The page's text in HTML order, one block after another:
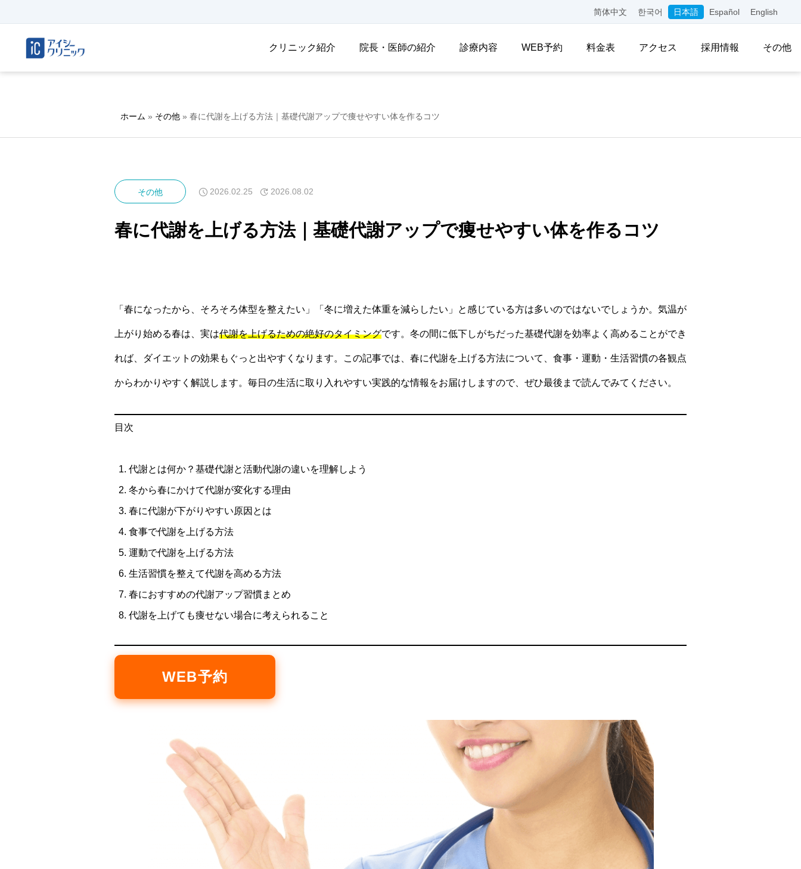
简体中文 한국어 日本語 Español English
クリニック紹介 院長・医師の紹介 診療内容 WEB予約 料金表 アクセス 採用情報 その他
ホーム » その他 » 春に代謝を上げる方法｜基礎代謝アップで痩せやすい体を作るコツ
その他 2026.02.25 2026.08.02
春に代謝を上げる方法｜基礎代謝アップで痩せやすい体を作るコツ
「春になったから、そろそろ体型を整えたい」「冬に増えた体重を減らしたい」と感じている方は多いのではないでしょうか。気温が
上がり始める春は、実は代謝を上げるための絶好のタイミングです。冬の間に低下しがちだった基礎代謝を効率よく高めることができ
れば、ダイエットの効果もぐっと出やすくなります。この記事では、春に代謝を上げる方法について、食事・運動・生活習慣の各観点
からわかりやすく解説します。毎日の生活に取り入れやすい実践的な情報をお届けしますので、ぜひ最後まで読んでみてください。
目次
代謝とは何か？基礎代謝と活動代謝の違いを理解しよう
冬から春にかけて代謝が変化する理由
春に代謝が下がりやすい原因とは
食事で代謝を上げる方法
運動で代謝を上げる方法
生活習慣を整えて代謝を高める方法
春におすすめの代謝アップ習慣まとめ
代謝を上げても痩せない場合に考えられること
WEB予約